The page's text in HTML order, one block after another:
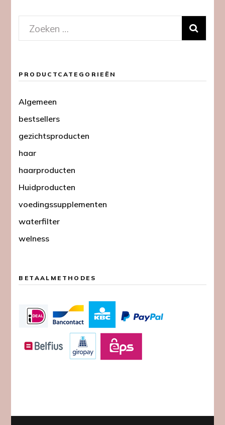
Zoeken
naar:
PRODUCTCATEGORIEËN
Algemeen
bestsellers
gezichtsproducten
haar
haarproducten
Huidproducten
voedingssupplementen
waterfilter
welness
BETAALMETHODES